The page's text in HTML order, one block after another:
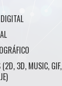
(2D, 3D, MUSIC, GIF,